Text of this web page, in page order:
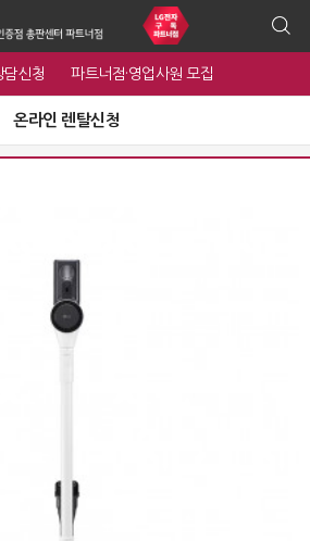
담신청 파트너점·영업사원 모집
온라인 렌탈신청